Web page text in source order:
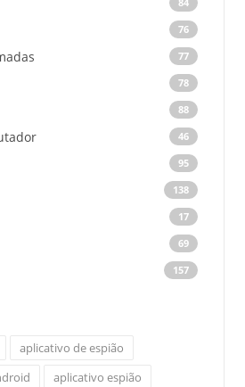
76
77
78
88
46
95
138
17
69
157
aplicativo de espião
aplicativo espião